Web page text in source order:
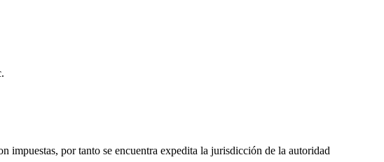
impuestas, por tanto se encuentra expedita la jurisdicción de la autoridad